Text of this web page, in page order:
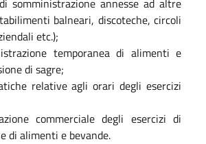
balneari, discoteche, circoli
etc.);
temporanea di alimenti e
di sagre;
relative agli orari degli esercizi
commerciale degli esercizi di
di alimenti e bevande.